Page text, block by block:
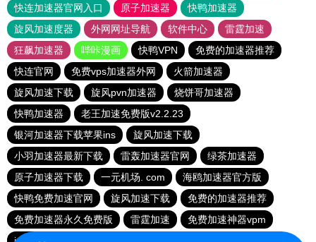
快连加速器官网入口
原子加速器
快鸭加速器
旋风加速度器
外网网址导航 软件中心
雷霆加速
狂飙加速器
哔咔漫画 快鸭VPN
免费的加速器推荐
快连官网
免费vps加速器外网
火箭加速器
旋风加速下载
旋风pvn加速器
烧饼哥加速器
快鸭加速器
老王加速免费版v2.2.23
银河加速器下载苹果ins
旋风加速下载
小羽加速器最新下载
雷轰加速器官网
绿茶加速器
原子加速器下载
一元机场. com
海鸥加速器官方版
快鸭免费加速官网
旋风加速下载
免费的加速器推荐
免费加速器永久免费版
雷霆加速
免费加速神器vpm